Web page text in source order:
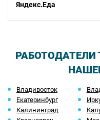
Яндекс.Еда
РАБОТОДАТЕЛИ
Владивосток
Екатеринбург
Калининград